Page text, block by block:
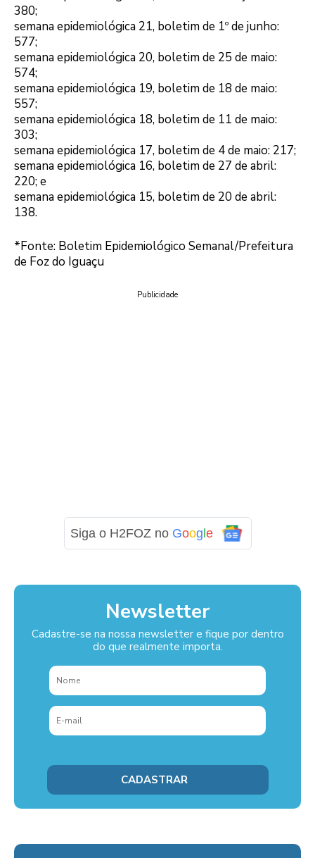
380;
semana epidemiológica 21, boletim de 1º de junho:
577;
semana epidemiológica 20, boletim de 25 de maio:
574;
semana epidemiológica 19, boletim de 18 de maio:
557;
semana epidemiológica 18, boletim de 11 de maio:
303;
semana epidemiológica 17, boletim de 4 de maio: 217;
semana epidemiológica 16, boletim de 27 de abril:
220; e
semana epidemiológica 15, boletim de 20 de abril:
138.
*Fonte: Boletim Epidemiológico Semanal/Prefeitura
de Foz do Iguaçu
Publicidade
Siga o H2FOZ no Google
Newsletter
Cadastre-se na nossa newsletter e fique por dentro
do que realmente importa.